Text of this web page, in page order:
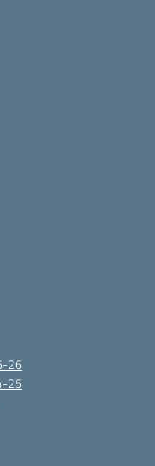
26
25